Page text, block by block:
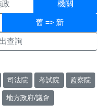
政 機關
舊 => 新
查詢
司法院 考試院 監察院
地方政府/議會